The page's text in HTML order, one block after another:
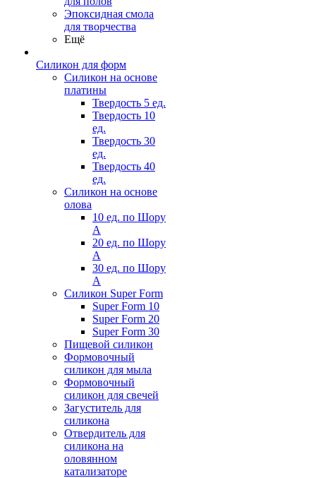
Эпоксидная смола
для творчества
Ещё
Силикон для форм
Силикон на основе
платины
Твердость 5 ед.
Твердость 10
ед.
Твердость 30
ед.
Твердость 40
ед.
Силикон на основе
олова
10 ед. по Шору
А
20 ед. по Шору
А
30 ед. по Шору
А
Силикон Super Form
Super Form 10
Super Form 20
Super Form 30
Пищевой силикон
Формовочный
силикон для мыла
Формовочный
силикон для свечей
Загуститель для
силикона
Отвердитель для
силикона на
оловянном
катализаторе